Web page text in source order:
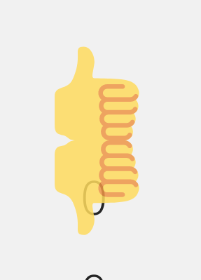
Палец
вверх!
0
Палец
вниз!